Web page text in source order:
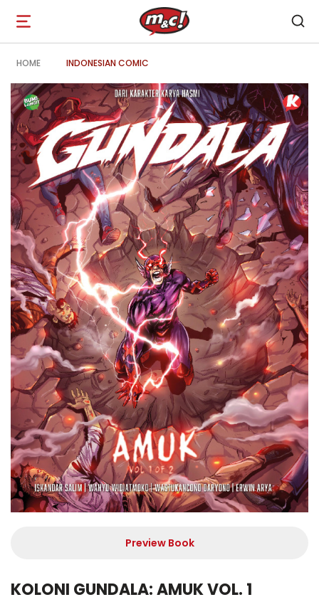
Open
navigation
HOME INDONESIAN COMIC
Preview Book
KOLONI GUNDALA: AMUK VOL. 1